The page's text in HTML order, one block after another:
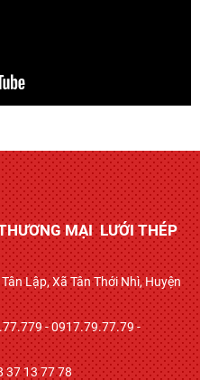
MẠI LƯỚI THÉP
Lập, Xã Tân Thới Nhì, Huyện
- 0917.79.77.79 -
37 13 77 78